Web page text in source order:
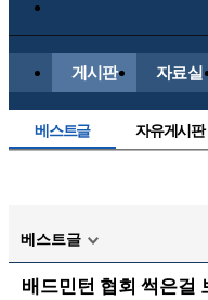
게시판 자료실
베스트글 자유게시판
베스트글
배드민턴 협회 썩은걸